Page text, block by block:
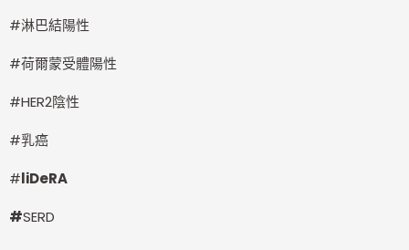
#淋巴結陽性
#荷爾蒙受體陽性
#HER2陰性
#乳癌
#liDeRA
#SERD